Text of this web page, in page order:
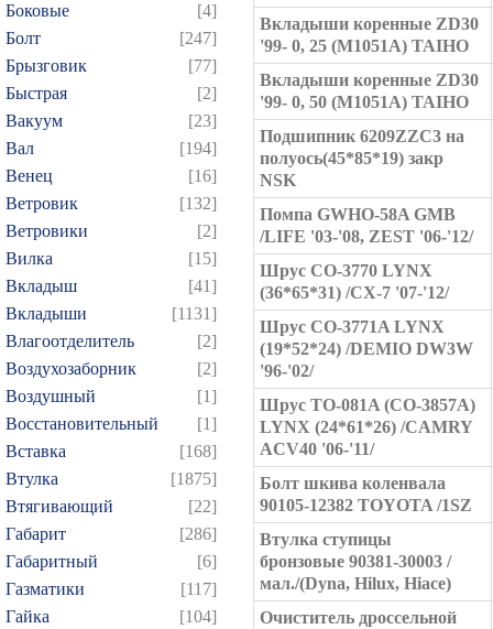
Боковые
[4]
Болт
[247]
Брызговик
[77]
Быстрая
[2]
Вакуум
[23]
Вал
[194]
Венец
[16]
Ветровик
[132]
Ветровики
[2]
Вилка
[15]
Вкладыш
[41]
Вкладыши
[1131]
Влагоотделитель
[2]
Воздухозаборник
[2]
Воздушный
[1]
Восстановительный
[1]
Вставка
[168]
Втулка
[1875]
Втягивающий
[22]
Габарит
[286]
Габаритный
[6]
Газматики
[117]
Гайка
[104]
Вкладыши коренные ZD30
'99- 0, 25 (M1051A) TAIHO
Вкладыши коренные ZD30
'99- 0, 50 (M1051A) TAIHO
Подшипник 6209ZZC3 на
полуось(45*85*19) закр
NSK
Помпа GWHO-58A GMB
/LIFE '03-'08, ZEST '06-'12/
Шрус CO-3770 LYNX
(36*65*31) /CX-7 '07-'12/
Шрус CO-3771A LYNX
(19*52*24) /DEMIO DW3W
'96-'02/
Шрус TO-081A (CO-3857A)
LYNX (24*61*26) /CAMRY
ACV40 '06-'11/
Болт шкива коленвала
90105-12382 TOYOTA /1SZ
Втулка ступицы
бронзовые 90381-30003 /
мал./(Dyna, Hilux, Hiace)
Очиститель дроссельной